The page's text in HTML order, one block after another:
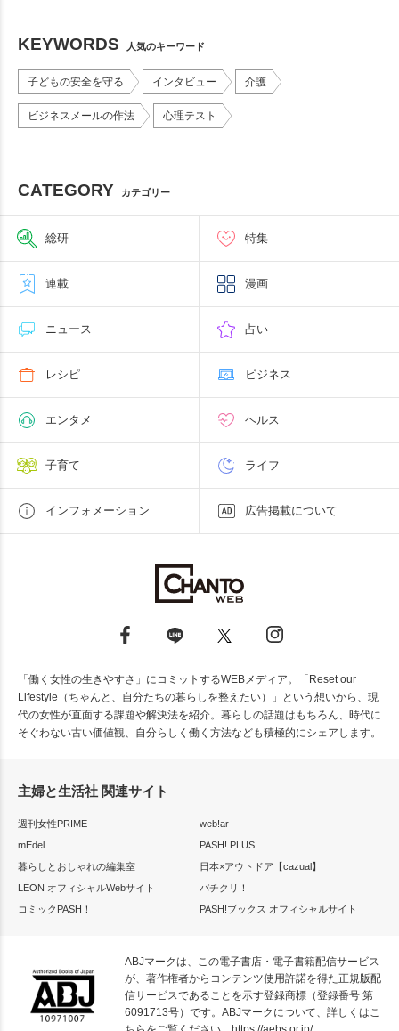
KEYWORDS 人気のキーワード
子どもの安全を守る インタビュー 介護
ビジネスメールの作法 心理テスト
CATEGORY カテゴリー
総研 特集
連載 漫画
ニュース 占い
レシピ ビジネス
エンタメ ヘルス
子育て ライフ
インフォメーション 広告掲載について
「働く女性の生きやすさ」にコミットするWEBメディア。「Reset our
Lifestyle（ちゃんと、自分たちの暮らしを整えたい）」という想いから、現
代の女性が直面する課題や解決法を紹介。暮らしの話題はもちろん、時代に
そぐわない古い価値観、自分らしく働く方法なども積極的にシェアします。
主婦と生活社 関連サイト
週刊女性PRIME
web!ar
mEdel
PASH! PLUS
暮らしとおしゃれの編集室
日本×アウトドア【cazual】
LEON オフィシャルWebサイト
パチクリ！
コミックPASH！
PASH!ブックス オフィシャルサイト
ABJマークは、この電子書店・電子書籍配信サービス
が、著作権者からコンテンツ使用許諾を得た正規版配
信サービスであることを示す登録商標（登録番号 第
6091713号）です。ABJマークについて、詳しくはこ